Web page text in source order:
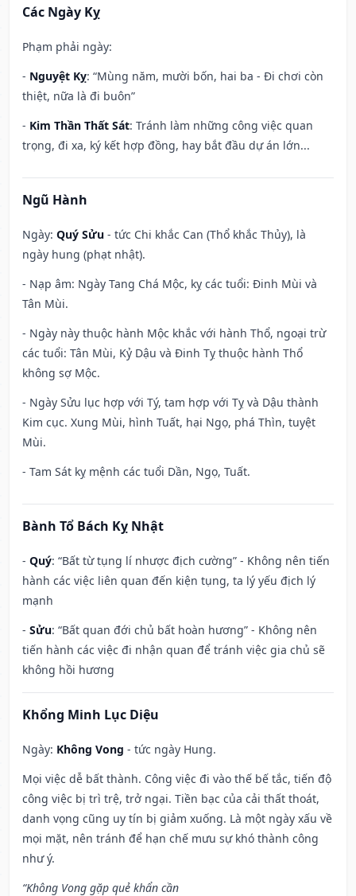
Các Ngày Kỵ
Phạm phải ngày:
- Nguyệt Kỵ: “Mùng năm, mười bốn, hai ba - Đi chơi còn
thiệt, nữa là đi buôn”
- Kim Thần Thất Sát: Tránh làm những công việc quan
trọng, đi xa, ký kết hợp đồng, hay bắt đầu dự án lớn...
Ngũ Hành
Ngày: Quý Sửu - tức Chi khắc Can (Thổ khắc Thủy), là
ngày hung (phạt nhật).
- Nạp âm: Ngày Tang Chá Mộc, kỵ các tuổi: Đinh Mùi và
Tân Mùi.
- Ngày này thuộc hành Mộc khắc với hành Thổ, ngoại trừ
các tuổi: Tân Mùi, Kỷ Dậu và Đinh Tỵ thuộc hành Thổ
không sợ Mộc.
- Ngày Sửu lục hợp với Tý, tam hợp với Tỵ và Dậu thành
Kim cục. Xung Mùi, hình Tuất, hại Ngọ, phá Thìn, tuyệt
Mùi.
- Tam Sát kỵ mệnh các tuổi Dần, Ngọ, Tuất.
Bành Tổ Bách Kỵ Nhật
- Quý: “Bất từ tụng lí nhược địch cường” - Không nên tiến
hành các việc liên quan đến kiện tụng, ta lý yếu địch lý
mạnh
- Sửu: “Bất quan đới chủ bất hoàn hương” - Không nên
tiến hành các việc đi nhận quan để tránh việc gia chủ sẽ
không hồi hương
Khổng Minh Lục Diệu
Ngày: Không Vong - tức ngày Hung.
Mọi việc dễ bất thành. Công việc đi vào thế bế tắc, tiến độ
công việc bị trì trệ, trở ngại. Tiền bạc của cải thất thoát,
danh vọng cũng uy tín bị giảm xuống. Là một ngày xấu về
mọi mặt, nên tránh để hạn chế mưu sự khó thành công
như ý.
“Không Vong gặp quẻ khẩn cần